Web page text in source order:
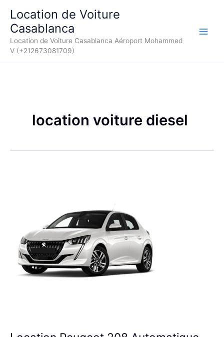
contenu
Location de Voiture
Casablanca
Location de Voiture Casablanca Aéroport Mohammed
V (+212673081709)
location voiture diesel